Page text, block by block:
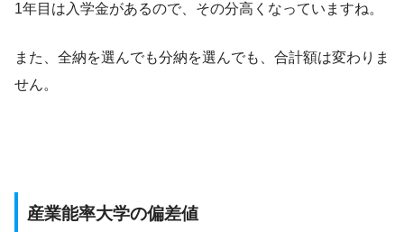
1年目は入学金があるので、その分高くなっていますね。
また、全納を選んでも分納を選んでも、合計額は変わりま
せん。
産業能率大学の偏差値